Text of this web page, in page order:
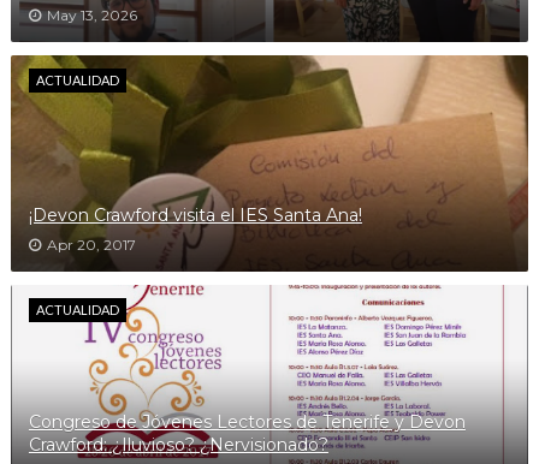
May 13, 2026
ACTUALIDAD
¡Devon Crawford visita el IES Santa Ana!
Apr 20, 2017
ACTUALIDAD
Congreso de Jóvenes Lectores de Tenerife y Devon
Crawford: ¿Iluvioso? ¿Nervisionado?